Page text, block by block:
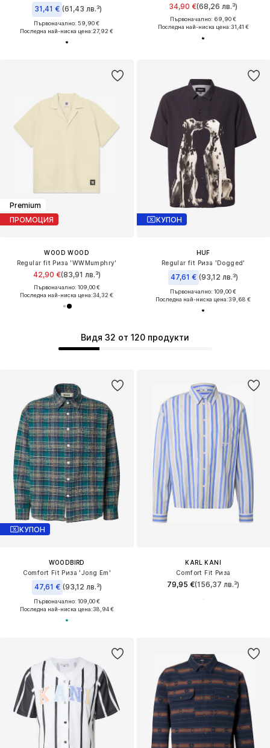
31,41 € (61,43 лв.³)
Първоначално: 59,90 €
Последна най-ниска цена:27,92 €
34,90 €(68,26 лв.³)
Първоначално: 69,90 €
Последна най-ниска цена:31,41 €
Premium
ПРОМОЦИЯ
WOOD WOOD
Regular fit Риза 'WWMumphry'
42,90 €(83,91 лв.³)
Първоначално: 109,00 €
Последна най-ниска цена:34,32 €
КУПОН
HUF
Regular fit Риза 'Dogged'
47,61 € (93,12 лв.³)
Първоначално: 109,00 €
Последна най-ниска цена:39,68 €
КУПОН
WOODBIRD
Comfort Fit Риза 'Jong Em'
47,61 € (93,12 лв.³)
Първоначално: 109,00 €
Последна най-ниска цена:38,94 €
Видя 32 от 120 продукти
KARL KANI
Comfort Fit Риза
79,95 €(156,37 лв.³)